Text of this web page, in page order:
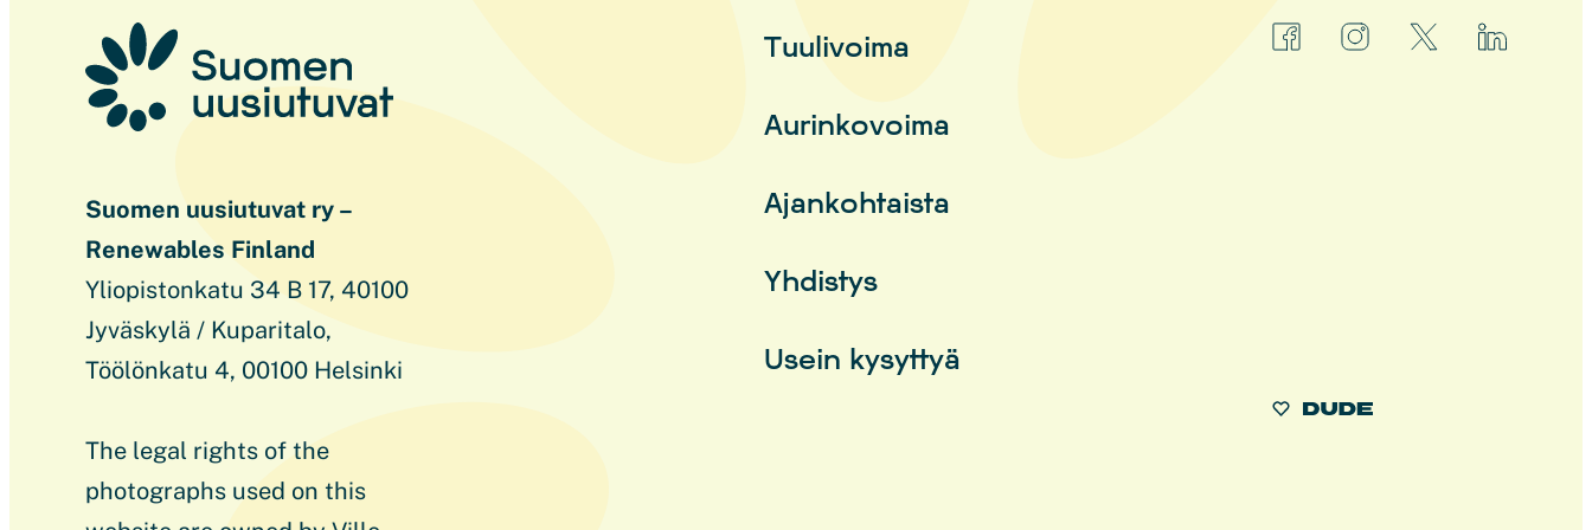
Suomen uusiutuvat ry –
Renewables Finland
Yliopistonkatu 34 B 17, 40100
Jyväskylä / Kuparitalo,
Töölönkatu 4, 00100 Helsinki
The legal rights of the
photographs used on this
Tuulivoima
Aurinkovoima
Ajankohtaista
Yhdistys
Usein kysyttyä
facebookinstagram linkedin